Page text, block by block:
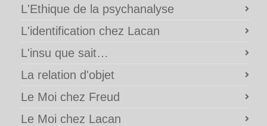
L'Ethique de la psychanalyse
L'identification chez Lacan
L'insu que sait…
La relation d'objet
Le Moi chez Freud
Le Moi chez Lacan